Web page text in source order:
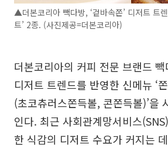
▲더본코리아 빽다방, ‘겉바속쫀’ 디저트 트
트’ 2종. (사진제공=더본코리아)
더본코리아의 커피 전문 브랜드 빽
디저트 트렌드를 반영한 신메뉴 ‘
(초코츄러스쫀득볼, 콘쫀득볼)’을
인다. 최근 사회관계망서비스
한 식감의 디저트 수요가 커지는